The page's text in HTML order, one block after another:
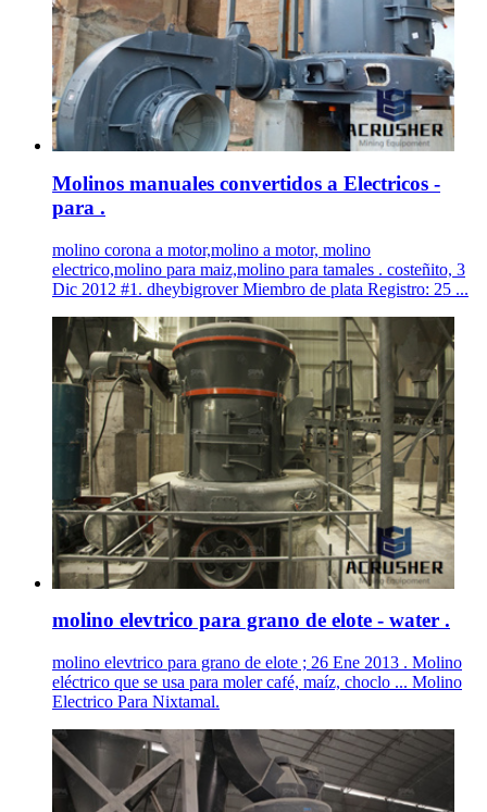
Molinos manuales convertidos a Electricos -
para .
molino corona a motor,molino a motor, molino
electrico,molino para maiz,molino para tamales . costeñito, 3
Dic 2012 #1. dheybigrover Miembro de plata Registro: 25 ...
molino elevtrico para grano de elote - water .
molino elevtrico para grano de elote ; 26 Ene 2013 . Molino
eléctrico que se usa para moler café, maíz, choclo ... Molino
Electrico Para Nixtamal.